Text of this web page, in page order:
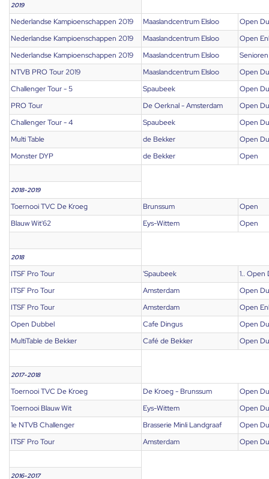
2019
Nederlandse Kampioenschappen 2019 Maaslandcentrum Elsloo
Open
Nederlandse Kampioenschappen 2019
Maaslandcentrum Elsloo
Open
Nederlandse Kampioenschappen 2019
Maaslandcentrum Elsloo
NTVB PRO Tour 2019
Maaslandcentrum Elsloo
Open
Challenger Tour - 5
Spaubeek
Open
PRO Tour
De Oerknal - Amsterdam
Open
Challenger Tour - 4
Spaubeek
Open
Multi Table
de Bekker
Open
Monster DYP
de Bekker Open
2018-2019
Toernooi TVC De Kroeg Brunssum
Open
Blauw Wit'62
Eys-Wittem Open
2018
ITSF Pro Tour 'Spaubeek
1.. Open
ITSF Pro Tour
Amsterdam
Open
ITSF Pro Tour
Amsterdam
Open
Open Dubbel
Cafe Dingus
Open
MultiTable de Bekker
Café de Bekker Open
2017-2018
Toernooi TVC De Kroeg De Kroeg - Brunssum
Open
Toernooi Blauw Wit
Eys-Wittem
Open
1e NTVB Challenger
Brasserie Minli Landgraaf
Open
ITSF Pro Tour
Amsterdam Open
2016-2017